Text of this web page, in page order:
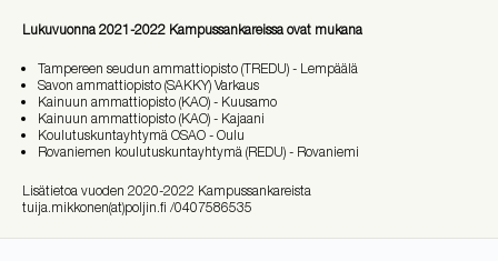
Lukuvuonna 2021-2022 Kampussankareissa ovat mukana
Tampereen seudun ammattiopisto (TREDU) - Lempäälä
Savon ammattiopisto (SAKKY) Varkaus
Kainuun ammattiopisto (KAO) - Kuusamo
Kainuun ammattiopisto (KAO) - Kajaani
Koulutuskuntayhtymä OSAO - Oulu
Rovaniemen koulutuskuntayhtymä (REDU) - Rovaniemi
Lisätietoa vuoden 2020-2022 Kampussankareista
tuija.mikkonen(at)poljin.fi /0407586535